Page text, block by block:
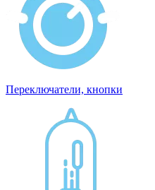
Переключатели, кнопки